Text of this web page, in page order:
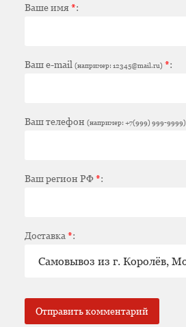
Ваше имя*:
Ваш e-mail (например: 12345@mail.ru) *:
Ваш телефон (например: +7(999) 999-9999)
Ваш регион РФ*:
Доставка *: